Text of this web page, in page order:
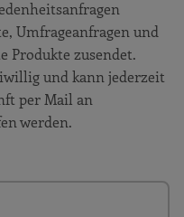
Umfrageanfragen und
Produkte zusendet.
und kann jederzeit
per Mail an
werden.